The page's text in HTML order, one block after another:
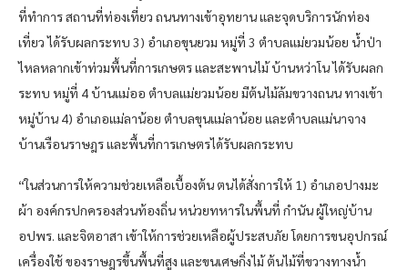
ที่ทำการ สถานที่ท่องเที่ยว ถนนทางเข้าอุทยาน และจุดบริการนักท่อง
เที่ยว ได้รับผลกระทบ 3) อำเภอขุนยวม หมู่ที่ 3 ตำบลแม่ยวมน้อย น้ำป่า
ไหลหลากเข้าท่วมพื้นที่การเกษตร และสะพานไม้ บ้านหว่าโน ได้รับผลก
ระทบ หมู่ที่ 4 บ้านแม่ออ ตำบลแม่ยวมน้อย มีต้นไม้ล้มขวางถนน ทางเข้า
หมู่บ้าน 4) อำเภอแม่ลาน้อย ตำบลขุนแม่ลาน้อย และตำบลแม่นาจาง
บ้านเรือนราษฎร และพื้นที่การเกษตรได้รับผลกระทบ
“ในส่วนการให้ความช่วยเหลือเบื้องต้น ตนได้สั่งการให้ 1) อำเภอปางมะ
ผ้า องค์กรปกครองส่วนท้องถิ่น หน่วยทหารในพื้นที่ กำนัน ผู้ใหญ่บ้าน
อปพร. และจิตอาสา เข้าให้การช่วยเหลือผู้ประสบภัย โดยการขนอุปกรณ์
เครื่องใช้ ของราษฎรขึ้นพื้นที่สูง และขนเศษกิ่งไม้ ต้นไม้ที่ขวางทางน้ำ